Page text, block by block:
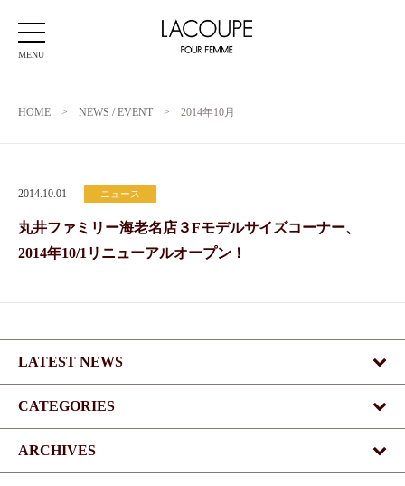
MENU
HOME > NEWS / EVENT > 2014年10月
2014.10.01 ニュース
丸井ファミリー海老名店３Fモデルサイズコーナー、
2014年10/1リニューアルオープン！
LATEST NEWS
CATEGORIES
ARCHIVES